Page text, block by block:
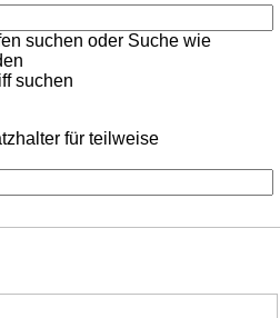
suchen oder Suche wie
suchen
für teilweise